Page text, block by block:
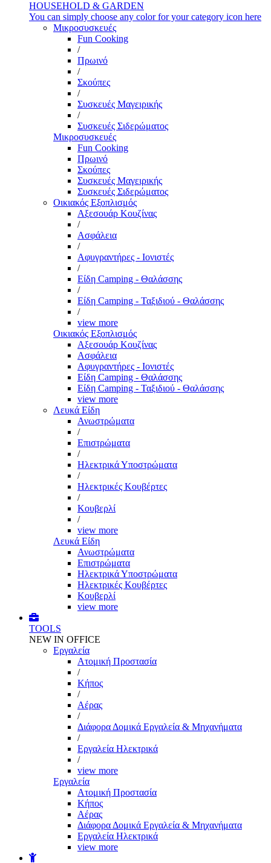
HOUSEHOLD & GARDEN
You can simply choose any color for your category icon here
Μικροσυσκευές
Fun Cooking
/
Πρωινό
/
Σκούπες
/
Συσκευές Μαγειρικής
/
Συσκευές Σιδερώματος
Μικροσυσκευές
Fun Cooking
Πρωινό
Σκούπες
Συσκευές Μαγειρικής
Συσκευές Σιδερώματος
Οικιακός Εξοπλισμός
Αξεσουάρ Κουζίνας
/
Ασφάλεια
/
Αφυγραντήρες - Ιονιστές
/
Είδη Camping - Θαλάσσης
/
Είδη Camping - Ταξιδιού - Θαλάσσης
/
view more
Οικιακός Εξοπλισμός
Αξεσουάρ Κουζίνας
Ασφάλεια
Αφυγραντήρες - Ιονιστές
Είδη Camping - Θαλάσσης
Είδη Camping - Ταξιδιού - Θαλάσσης
view more
Λευκά Είδη
Ανωστρώματα
/
Επιστρώματα
/
Ηλεκτρικά Υποστρώματα
/
Ηλεκτρικές Κουβέρτες
/
Κουβερλί
/
view more
Λευκά Είδη
Ανωστρώματα
Επιστρώματα
Ηλεκτρικά Υποστρώματα
Ηλεκτρικές Κουβέρτες
Κουβερλί
view more
TOOLS
NEW IN OFFICE
Εργαλεία
Aτομική Προστασία
/
Kήπος
/
Αέρας
/
Διάφορα Δομικά Εργαλεία & Μηχανήματα
/
Εργαλεία Ηλεκτρικά
/
view more
Εργαλεία
Aτομική Προστασία
Kήπος
Αέρας
Διάφορα Δομικά Εργαλεία & Μηχανήματα
Εργαλεία Ηλεκτρικά
view more